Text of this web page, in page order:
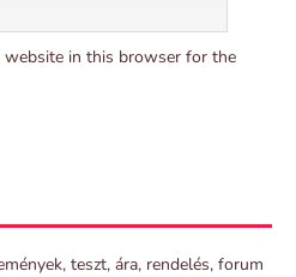
website in this browser for the
teszt, ára, rendelés, forum